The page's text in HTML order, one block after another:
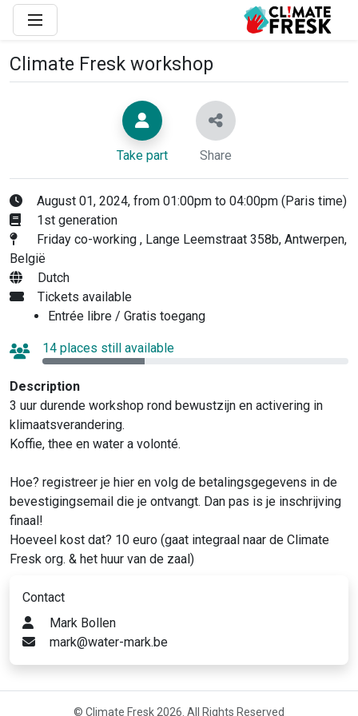
Climate Fresk workshop
Take part Share
August 01, 2024, from 01:00pm to 04:00pm (Paris time)
1st generation
Friday co-working , Lange Leemstraat 358b, Antwerpen,
België
Dutch
Tickets available
Entrée libre / Gratis toegang
14 places still available
Description
3 uur durende workshop rond bewustzijn en activering in
klimaatsverandering.
Koffie, thee en water a volonté.
Hoe? registreer je hier en volg de betalingsgegevens in de
bevestigingsemail die je ontvangt. Dan pas is je inschrijving
finaal!
Hoeveel kost dat? 10 euro (gaat integraal naar de Climate
Fresk org. & het huur van de zaal)
Contact
Mark Bollen
mark@water-mark.be
© Climate Fresk 2026. All Rights Reserved